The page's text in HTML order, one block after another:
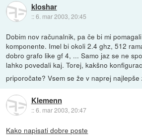
kloshar
::6. mar 2003, 20:45
Dobim nov računalnik, pa če bi mi
komponente. Imel bi okoli 2.4 ghz, 512
dobro grafo like gf 4, ... Samo jaz se ne
lahko povedali kaj. Torej, kakšno
priporočate? Vsem se že v naprej najlepše
Klemenn
::6. mar 2003, 20:47
Kako napisati dobre poste